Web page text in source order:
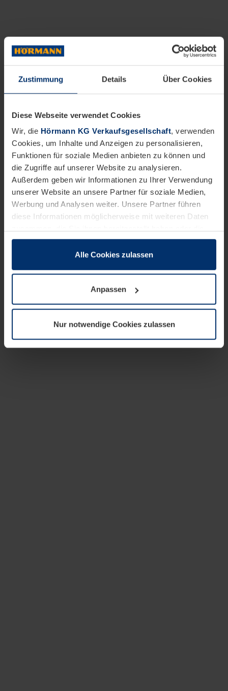
Zustimmung Details Über Cookies
Diese Webseite verwendet Cookies
Wir, die Hörmann KG Verkaufsgesellschaft, verwenden
Cookies, um Inhalte und Anzeigen zu personalisieren,
Funktionen für soziale Medien anbieten zu können und
die Zugriffe auf unserer Website zu analysieren.
Außerdem geben wir Informationen zu Ihrer Verwendung
unserer Website an unsere Partner für soziale Medien,
Werbung und Analysen weiter. Unsere Partner führen
diese Informationen möglicherweise mit weiteren Daten
sie im Rahmen Ihrer Nutzung der Dienste gesammelt
wenn diese für den Betrieb dieser Seite unbedingt
notwendig sind. Für alle anderen Cookie-Typen benötigen
wir Ihre Erlaubnis. Ihre Einwilligung können Sie jederzeit
Datenschutzerklärungunserer Website ändern oder
widerrufen.
Alle Cookies zulassen
Anpassen
Nur notwendige Cookies zulassen